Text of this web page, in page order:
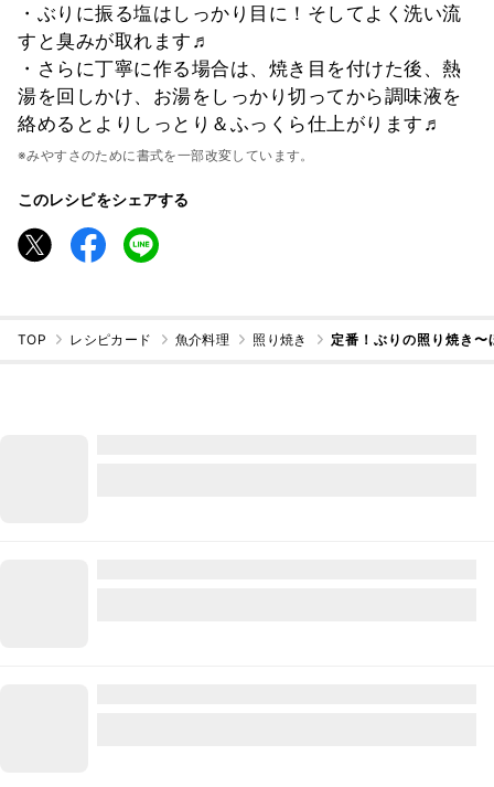
・ぶりに振る塩はしっかり目に！そしてよく洗い流
すと臭みが取れます♬
・さらに丁寧に作る場合は、焼き目を付けた後、熱
湯を回しかけ、お湯をしっかり切ってから調味液を
絡めるとよりしっとり＆ふっくら仕上がります♬
※みやすさのために書式を一部改変しています。
このレシピをシェアする
TOP レシピカード 魚介料理 照り焼き 定番！ぶりの照り焼き